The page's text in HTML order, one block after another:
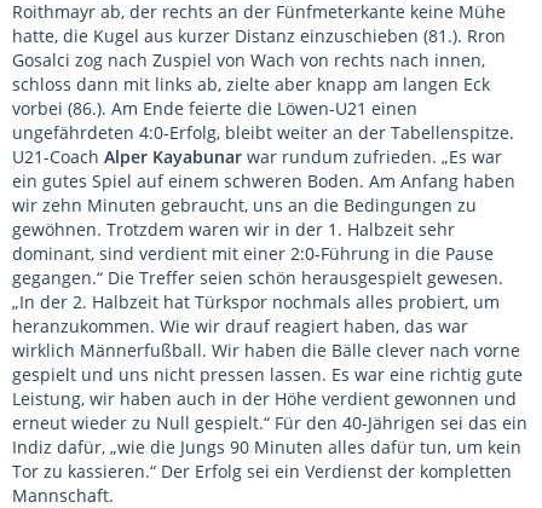
Roithmayr ab, der rechts an der Fünfmeterkante keine Mühe
hatte, die Kugel aus kurzer Distanz einzuschieben (81.). Rron
Gosalci zog nach Zuspiel von Wach von rechts nach innen,
schloss dann mit links ab, zielte aber knapp am langen Eck
vorbei (86.). Am Ende feierte die Löwen-U21 einen
ungefährdeten 4:0-Erfolg, bleibt weiter an der Tabellenspitze.
U21-Coach Alper Kayabunar war rundum zufrieden. „Es war
ein gutes Spiel auf einem schweren Boden. Am Anfang haben
wir zehn Minuten gebraucht, uns an die Bedingungen zu
gewöhnen. Trotzdem waren wir in der 1. Halbzeit sehr
dominant, sind verdient mit einer 2:0-Führung in die Pause
gegangen.“ Die Treffer seien schön herausgespielt gewesen.
„In der 2. Halbzeit hat Türkspor nochmals alles probiert, um
heranzukommen. Wie wir drauf reagiert haben, das war
wirklich Männerfußball. Wir haben die Bälle clever nach vorne
gespielt und uns nicht pressen lassen. Es war eine richtig gute
Leistung, wir haben auch in der Höhe verdient gewonnen und
erneut wieder zu Null gespielt.“ Für den 40-Jährigen sei das ein
Indiz dafür, „wie die Jungs 90 Minuten alles dafür tun, um kein
Tor zu kassieren.“ Der Erfolg sei ein Verdienst der kompletten
Mannschaft.